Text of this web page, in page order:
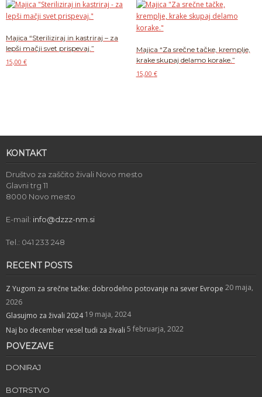
Majica “Steriliziraj in kastriraj – za
lepši mačji svet prispevaj.”
15,00 €
Možnosti
strani
izdelka
Majica “Za srečne tačke, kremplje,
krake skupaj delamo korake.”
15,00 €
različic.
KONTAKT
Društvo za zaščito živali Novo mesto
Glavni trg 11
8000 Novo mesto
E-mail: info@dzzz-nm.si
Tel.: 041 233 248
RECENT POSTS
Z Yugom za srečne tačke: dobrodelno potovanje na sever Evrope 20 maja,
2026
Glasujmo za živali 2024 19 maja, 2024
Naj bo december vesel tudi za živali 5 februarja, 2022
POVEZAVE
DONIRAJ
BOTRSTVO